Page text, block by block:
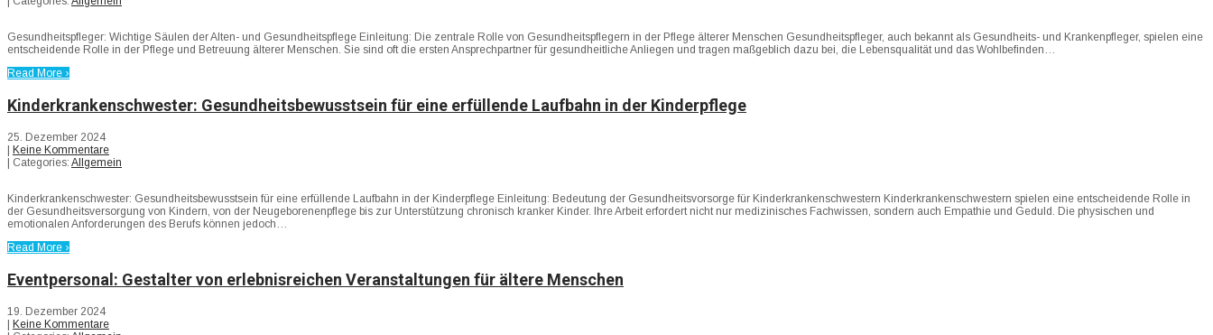
Gesundheitspfleger: Wichtige Säulen der Alten- und Gesundheitspflege Einleitung: Die zentrale Rolle von Gesundheitspflegern in der Pflege älterer Menschen Gesundheitspfleger, auch bekannt als Gesundheits- und Krankenpfleger, spielen eine
entscheidende Rolle in der Pflege und Betreuung älterer Menschen. Sie sind oft die ersten Ansprechpartner für gesundheitliche Anliegen und tragen maßgeblich dazu bei, die Lebensqualität und das Wohlbefinden…
Read More ›
Kinderkrankenschwester: Gesundheitsbewusstsein für eine erfüllende Laufbahn in der Kinderpflege
25. Dezember 2024
| Keine Kommentare
| Categories: Allgemein
Kinderkrankenschwester: Gesundheitsbewusstsein für eine erfüllende Laufbahn in der Kinderpflege Einleitung: Bedeutung der Gesundheitsvorsorge für Kinderkrankenschwestern Kinderkrankenschwestern spielen eine entscheidende Rolle in
der Gesundheitsversorgung von Kindern, von der Neugeborenenpflege bis zur Unterstützung chronisch kranker Kinder. Ihre Arbeit erfordert nicht nur medizinisches Fachwissen, sondern auch Empathie und Geduld. Die physischen und
emotionalen Anforderungen des Berufs können jedoch…
Read More ›
Eventpersonal: Gestalter von erlebnisreichen Veranstaltungen für ältere Menschen
19. Dezember 2024
| Keine Kommentare